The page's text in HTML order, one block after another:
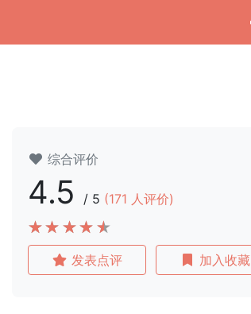
综合评价
4.5 / 5 (171 人评价)
发表点评 加入收藏